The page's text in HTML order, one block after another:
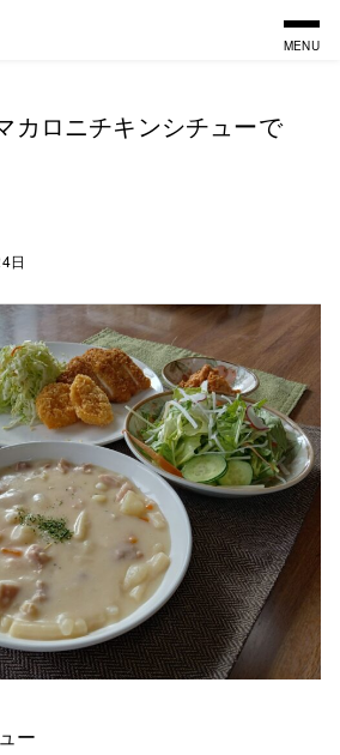
MENU
カロニチキンシチューで
日
ー